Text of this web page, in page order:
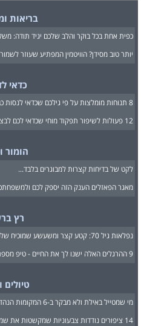
בריאות
כפית אחת בכל בוקר והלב שלכם יגיד תודה:
יותר טוב מסידן? הוויטמין המפתיע שעוזר
כדאי
8 תנוחות מומלצות על פי גילכם שכדאי לנסות כבר הלילה במיטה
12 פעולות לשיפור תפקוד מוחי שכדאי לכם לבצע, במיוחד את 6!
הומור
לקט של בדיחות קצרות למבוגרים בלבד...
מאגר הפאזלים הענק הזה יספק לכם
רץ
נפלאות גיל 70: קטע קצר ומשעשע שמוכיח שלכל גיל יש יתרונות!
9 ההרגלים האלה ישנו לך את החיים - טיפ מספר 5 מומלץ בחום!
מי שמטייל באילת ולא מבקר ב-6 המקומות הנהדרים האלה - מפספס!
14 ציפורים נודדות צבעוניות שמקשטות את שמי הארץ בימי האביב